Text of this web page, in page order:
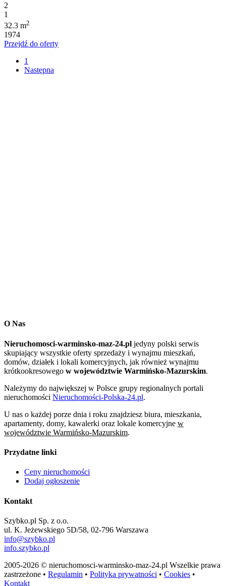
2
1
32.3 m2
1974
Przejdź do oferty
1
Następna
O Nas
Nieruchomosci-warminsko-maz-24.pl jedyny polski serwis
skupiający wszystkie oferty sprzedaży i wynajmu mieszkań,
domów, działek i lokali komercyjnych, jak również wynajmu
krótkookresowego w województwie Warmińsko-Mazurskim.
Należymy do największej w Polsce grupy regionalnych portali
nieruchomości Nieruchomości-Polska-24.pl.
U nas o każdej porze dnia i roku znajdziesz biura, mieszkania,
apartamenty, domy, kawalerki oraz lokale komercyjne w
województwie Warmińsko-Mazurskim.
Przydatne linki
Ceny nieruchomości
Dodaj ogłoszenie
Kontakt
Szybko.pl Sp. z o.o.
ul. K. Jeżewskiego 5D/58, 02-796 Warszawa
info@szybko.pl
info.szybko.pl
2005-2026 © nieruchomosci-warminsko-maz-24.pl Wszelkie prawa
zastrzeżone • Regulamin • Polityka prywatności • Cookies •
Kontakt